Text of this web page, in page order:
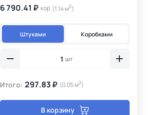
6 790.41 ₽ кор (1.14 м2)
Штуками Коробками
шт
Итого: 297.83 ₽ (0.05 м2)
В корзину